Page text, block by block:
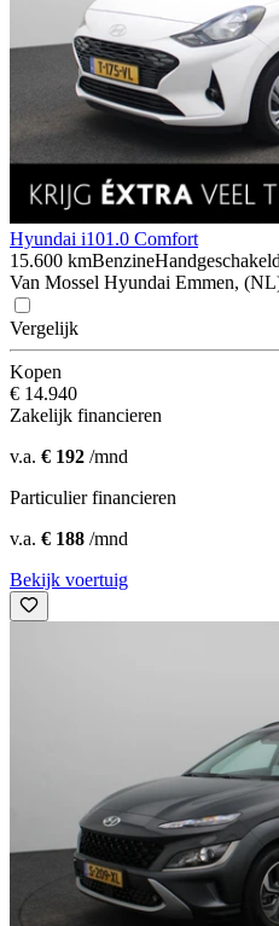
Hyundai i101.0 Comfort
15.600 kmBenzineHandgeschakeld
Van Mossel Hyundai Emmen,
Vergelijk
Kopen
€ 14.940
Zakelijk financieren
v.a. € 192 /mnd
Particulier financieren
v.a. € 188 /mnd
Bekijk voertuig